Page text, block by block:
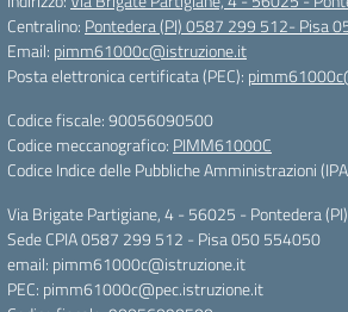
Centralino: Pontedera (PI) 0587 299 512- Pisa
Email: pimm61000c@istruzione.it
Posta elettronica certificata (PEC):
Codice fiscale: 90056090500
Codice meccanografico: PIMM61000C
Codice Indice delle Pubbliche Amministrazioni
Via Brigate Partigiane, 4 - 56025 - Pontedera (PI)
Sede CPIA 0587 299 512 - Pisa 050 554050
email: pimm61000c@istruzione.it
PEC: pimm61000c@pec.istruzione.it